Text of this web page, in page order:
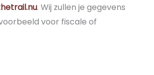
. Wij zullen je gegevens
voor fiscale of